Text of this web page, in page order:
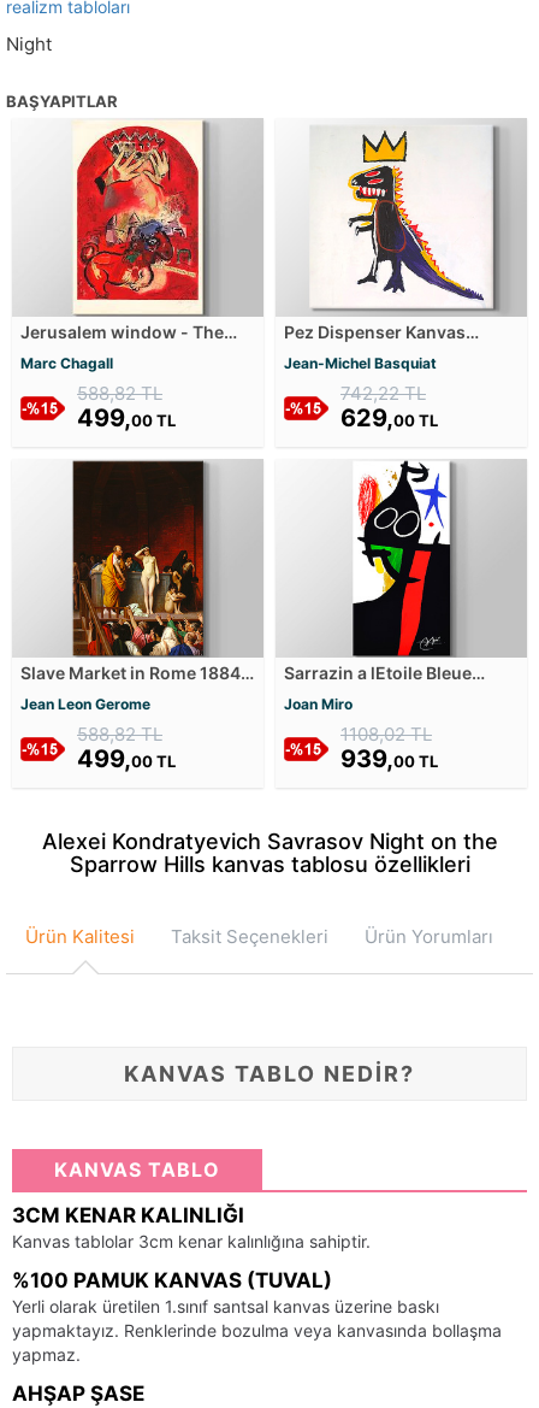
realizm tabloları
Night
BAŞYAPITLAR
Jerusalem window - The
vitral Juda Kanvas Tablosu
Marc Chagall
588,82 TL
499,00 TL
Pez Dispenser Kanvas
Tablosu
Jean-Michel Basquiat
742,22 TL
629,00 TL
Slave Market in Rome 1884
Jean Leon Gerome
588,82 TL
499,00 TL
Sarrazin a lEtoile Bleue
Kanvas Tablosu
Joan Miro
1108,02 TL
939,00 TL
Alexei Kondratyevich Savrasov Night on the
Sparrow Hills kanvas tablosu özellikleri
Ürün Kalitesi Taksit Seçenekleri Ürün Yorumları
KANVAS TABLO NEDİR?
KANVAS TABLO
3CM KENAR KALINLIĞI
Kanvas tablolar 3cm kenar kalınlığına sahiptir.
%100 PAMUK KANVAS (TUVAL)
Yerli olarak üretilen 1.sınıf santsal kanvas üzerine baskı
yapmaktayız. Renklerinde bozulma veya kanvasında bollaşma
yapmaz.
AHŞAP ŞASE